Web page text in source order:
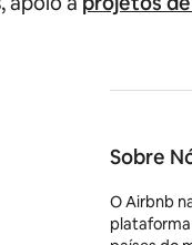
Sobre
O Airbnb
plataforma